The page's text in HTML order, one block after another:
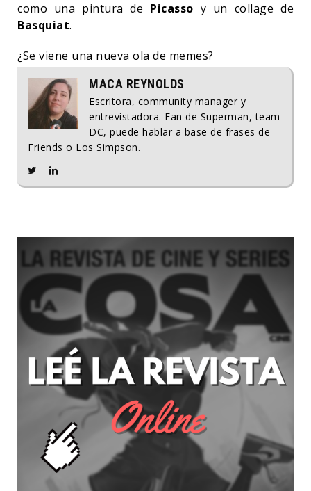
como una pintura de Picasso y un collage de
Basquiat.
¿Se viene una nueva ola de memes?
MACA REYNOLDS
Escritora, community manager y
entrevistadora. Fan de Superman, team
DC, puede hablar a base de frases de
Friends o Los Simpson.